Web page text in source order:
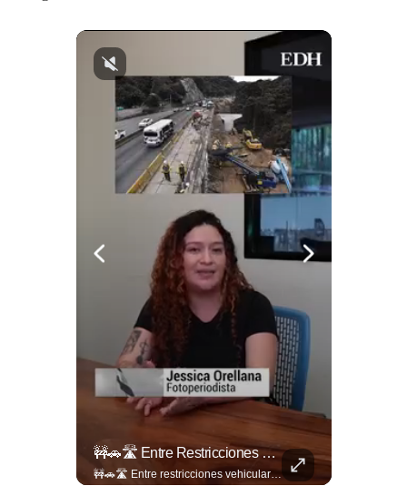
🚧🚗🛣️ Entre Restricciones Vehiculares Y El Despliegue De Maquinaria Pesada, Continúan Los Trabajos De Ampliación Y La Construcción Del Viaducto En El Tramo De Los...
🚧🚗🛣️ Entre restricciones vehiculares y el despliegue de maquinaria pesada, continúan los trabajos de ampliación y la construcción del viaducto en el tramo de Los Chorros, en la carretera Panamericana. Para más información del tramo Los Chorros visita ➡️ eldiariodehoy.com #Nacionales #LosChorros #carreterapanamericana